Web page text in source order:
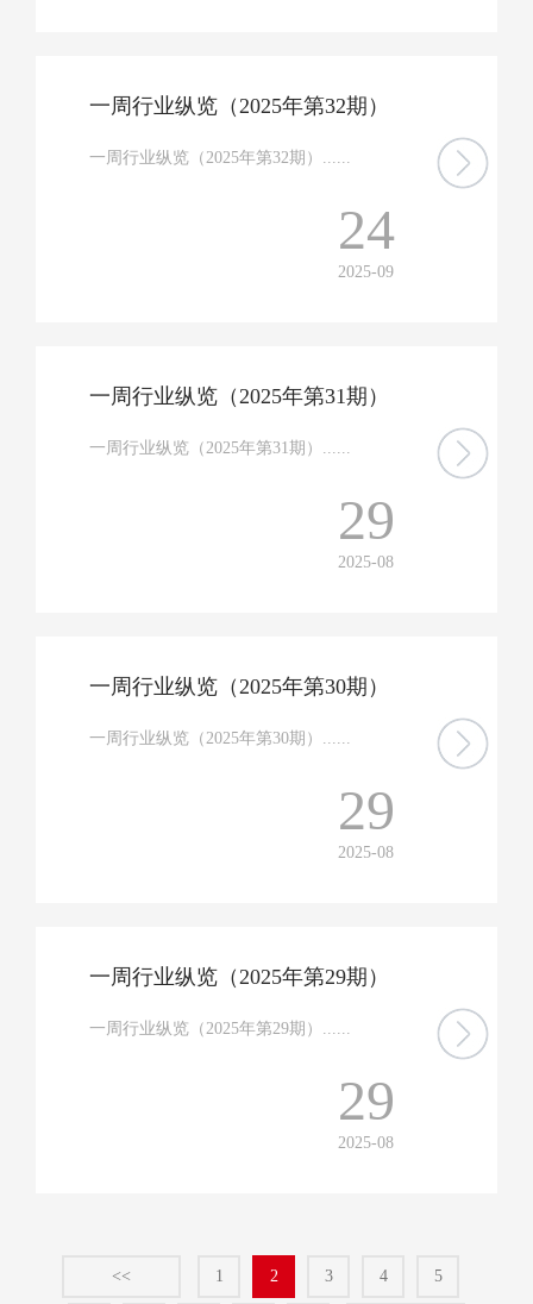
一周行业纵览（2025年第32期）
一周行业纵览（2025年第32期）......
24
2025-09
一周行业纵览（2025年第31期）
一周行业纵览（2025年第31期）......
29
2025-08
一周行业纵览（2025年第30期）
一周行业纵览（2025年第30期）......
29
2025-08
一周行业纵览（2025年第29期）
一周行业纵览（2025年第29期）......
29
2025-08
<< 1 2 3 4 5